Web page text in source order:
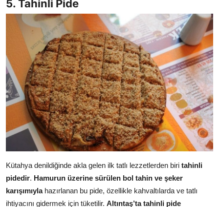
5. Tahinli Pide
Kütahya denildiğinde akla gelen ilk tatlı lezzetlerden biri tahinli
pidedir. Hamurun üzerine sürülen bol tahin ve şeker
karışımıylahazırlanan bu pide, özellikle kahvaltılarda ve tatlı
ihtiyacını gidermek için tüketilir. Altıntaş’ta tahinli pide